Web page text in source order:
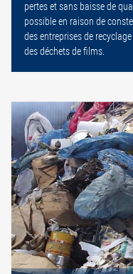
pertes et sans baisse de
possible en raison de
des entreprises de
des déchets de films.